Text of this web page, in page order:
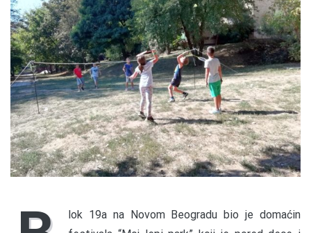
lok 19a na Novom Beogradu bio je domaćin